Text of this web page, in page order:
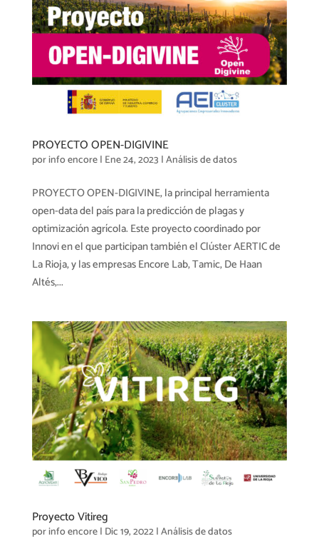
PROYECTO OPEN-DIGIVINE
porinfo encore| Ene 24, 2023 |Análisis de datos
PROYECTO OPEN-DIGIVINE, la principal herramienta
open-data del país para la predicción de plagas y
optimización agrícola. Este proyecto coordinado por
Innovi en el que participan también el Clúster AERTIC de
La Rioja, y las empresas Encore Lab, Tamic, De Haan
Altés,...
Proyecto Vitireg
porinfo encore| Dic 19, 2022|Análisis de datos